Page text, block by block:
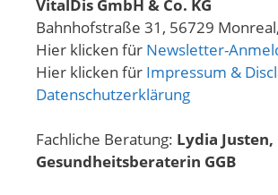
VitalDis GmbH & Co. KG
Bahnhofstraße 31, 56729 Monreal,
Hier klicken für Newsletter-
Hier klicken für Impressum &
Datenschutzerklärung
Fachliche Beratung: Lydia Justen,
Gesundheitsberaterin GGB